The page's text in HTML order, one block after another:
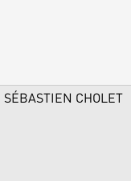
SÉBASTIEN CHOLET